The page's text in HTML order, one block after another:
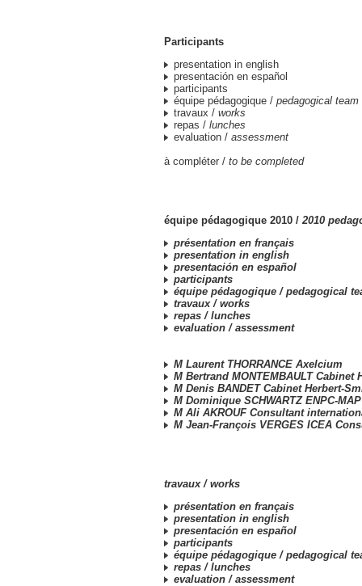
Participants
presentation in english
presentación en español
participants
équipe pédagogique / pedagogical team
travaux / works
repas / lunches
evaluation / assessment
à compléter / to be completed
équipe pédagogique 2010 /2010
présentation en français
presentation in english
presentación en español
participants
équipe pédagogique / pedagogical
travaux / works
repas / lunches
evaluation / assessment
M Laurent THORRANCE Axelcium
M Bertrand MONTEMBAULT Cabinet
M Denis BANDET Cabinet Herbert-
M Dominique SCHWARTZ ENPC-MAP
M Ali AKROUF Consultant
M Jean-François VERGES ICEA
travaux / works
présentation en français
presentation in english
presentación en español
participants
équipe pédagogique / pedagogical
repas / lunches
evaluation / assessment